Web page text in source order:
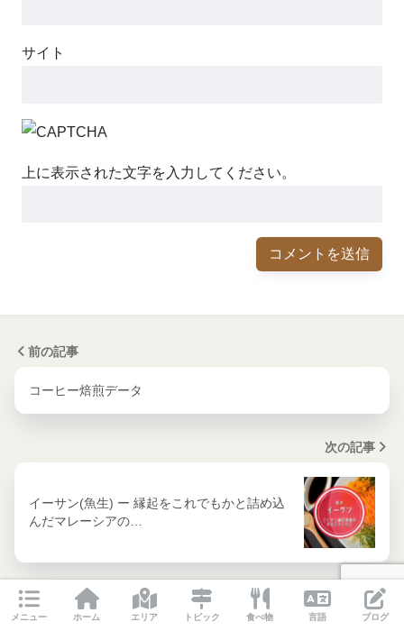
サイト
上に表示された文字を入力してください。
前の記事
コーヒー焙煎データ
次の記事
イーサン(魚生) ー 縁起をこれでもかと詰め込
んだマレーシアの…
メニュー ホーム エリア トピック 食べ物 言語 ブログ